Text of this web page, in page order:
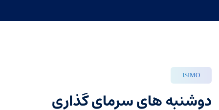
ISIMO
دوشنبه های سرمای گذاری